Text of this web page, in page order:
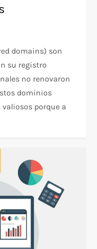
domains) son
su registro
no renovaron
dominios
porque a